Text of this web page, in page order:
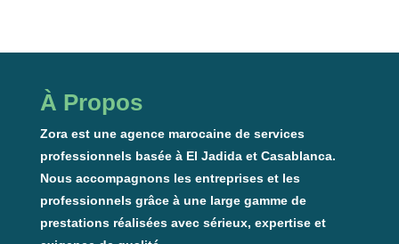
À Propos
Zora est une agence marocaine de services
professionnels basée à El Jadida et Casablanca.
Nous accompagnons les entreprises et les
professionnels grâce à une large gamme de
prestations réalisées avec sérieux, expertise et